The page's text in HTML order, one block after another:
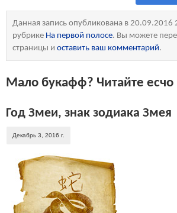
Данная запись опубликована в 20.09.2016
рубрике На первой полосе. Вы можете
страницы и оставить ваш комментарий.
Мало букафф? Читайте есчо
Год Змеи, знак зодиака Змея
Декабрь 3, 2016 г.